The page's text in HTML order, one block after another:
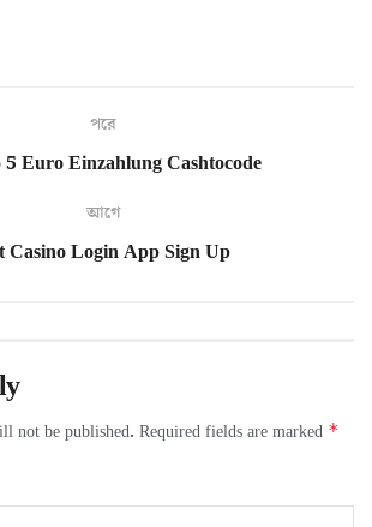
পরে
5 Euro Einzahlung Cashtocode
আগে
Casino Login App Sign Up
not be published. Required fields are marked *